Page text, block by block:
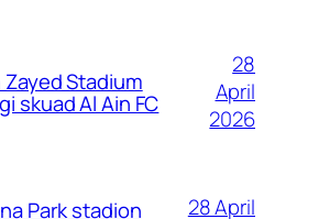
Zayed Stadium
skuad Al Ain FC
28
April
2026
Park stadion
28 April